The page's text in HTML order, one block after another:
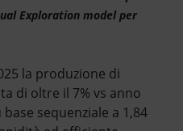
Exploration model per
la produzione di
di oltre il 7% vs anno
sequenziale a 1,84